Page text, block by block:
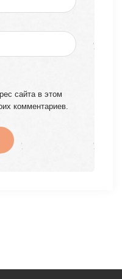
сайта в этом
комментариев.